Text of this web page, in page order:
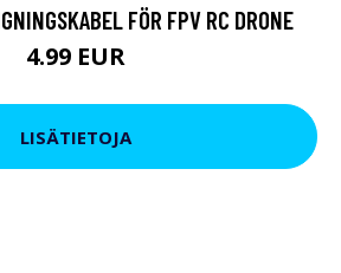
FÖR FPV RC DRONE
4.99 EUR
LISÄTIETOJA